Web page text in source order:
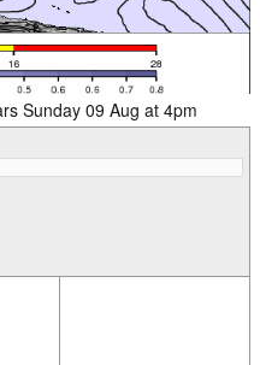
Sunday 09 Aug at 4pm